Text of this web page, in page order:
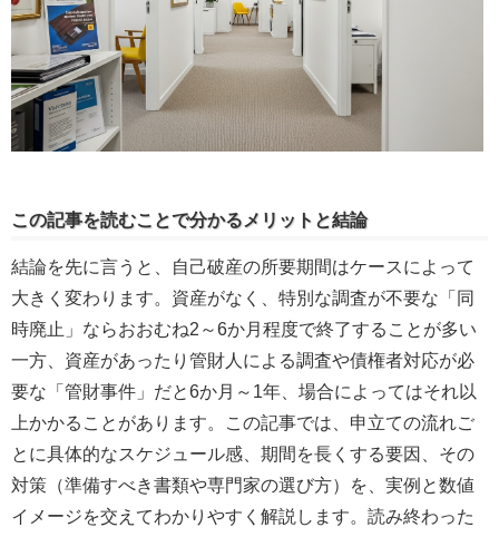
この記事を読むことで分かるメリットと結論
結論を先に言うと、自己破産の所要期間はケースによって
大きく変わります。資産がなく、特別な調査が不要な「同
時廃止」ならおおむね2～6か月程度で終了することが多い
一方、資産があったり管財人による調査や債権者対応が必
要な「管財事件」だと6か月～1年、場合によってはそれ以
上かかることがあります。この記事では、申立ての流れご
とに具体的なスケジュール感、期間を長くする要因、その
対策（準備すべき書類や専門家の選び方）を、実例と数値
イメージを交えてわかりやすく解説します。読み終わった